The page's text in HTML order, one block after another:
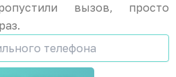
вызов, просто